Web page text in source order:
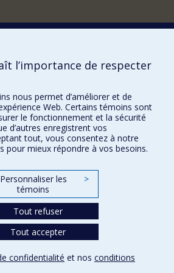
SCIENCES
l’importance de respecter
nous permet d’améliorer et de
Web. Certains témoins sont
le fonctionnement et la sécurité
d’autres enregistrent vos
tout, vous consentez à notre
pour mieux répondre à vos besoins.
Personnaliser les
témoins
>
Tout refuser
Tout accepter
confidentialité et nos conditions